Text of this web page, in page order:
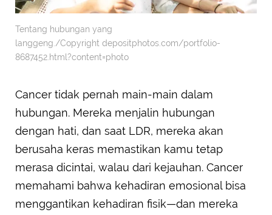
Tentang hubungan yang
langgeng./Copyright depositphotos.com/portfolio-
8687452.html?content=photo
Cancer tidak pernah main-main dalam
hubungan. Mereka menjalin hubungan
dengan hati, dan saat LDR, mereka akan
berusaha keras memastikan kamu tetap
merasa dicintai, walau dari kejauhan. Cancer
memahami bahwa kehadiran emosional bisa
menggantikan kehadiran fisik—dan mereka